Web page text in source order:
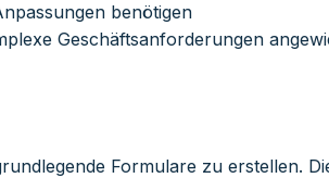
benötigen
Geschäftsanforderungen
Formulare zu erstellen.